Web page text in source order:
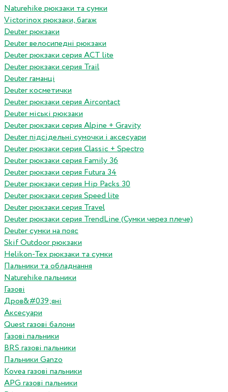
Naturehike рюкзаки та сумки
Victorinox рюкзаки, багаж
Deuter рюкзаки
Deuter велосипедні рюкзаки
Deuter рюкзаки серия ACT lite
Deuter рюкзаки серия Trail
Deuter гаманці
Deuter косметички
Deuter рюкзаки серия Aircontact
Deuter міські рюкзаки
Deuter рюкзаки серия Alpine + Gravity
Deuter підсідельні сумочки і аксесуари
Deuter рюкзаки серия Classic + Spectro
Deuter рюкзаки серия Family 36
Deuter рюкзаки серия Futura 34
Deuter рюкзаки серия Hip Packs 30
Deuter рюкзаки серия Speed lite
Deuter рюкзаки серия Travel
Deuter рюкзаки серия TrendLine (Сумки через плече)
Deuter сумки на пояс
Skif Outdoor рюкзаки
Helikon-Tex рюкзаки та сумки
Пальники та обладнання
Naturehike пальники
Газові
Дров&#039;яні
Аксесуари
Quest газові балони
Газові пальники
BRS газові пальники
Пальники Ganzo
Kovea газові пальники
APG газові пальники